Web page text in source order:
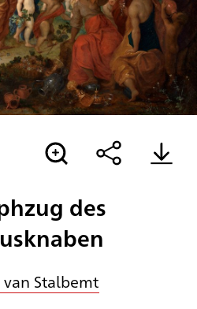
des
Stalbemt